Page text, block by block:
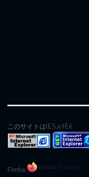
このサイトはIE5.x/IE6
Firefox